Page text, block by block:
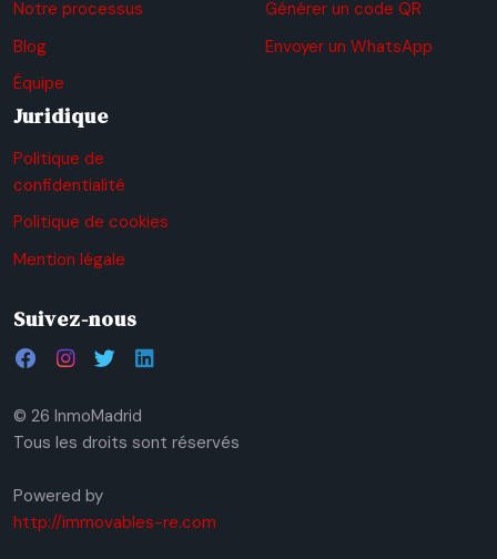
Notre processus
Blog
Équipe
Générer un code QR
Envoyer un WhatsApp
Juridique
Politique de
confidentialité
Politique de cookies
Mention légale
Suivez-nous
© 26 InmoMadrid
Tous les droits sont réservés
Powered by
http://immovables-re.com